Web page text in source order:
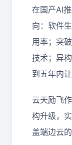
在国产AI
向：软件
用率；突
技术；异
到五年内
云天励飞
构升级，
盖端边云